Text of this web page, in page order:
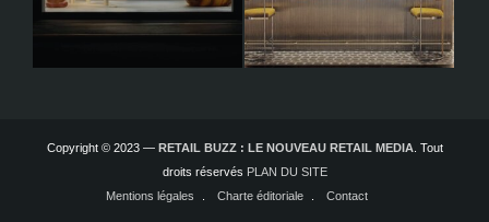
Copyright © 2023 — RETAIL BUZZ : LE NOUVEAU RETAIL MEDIA. Tout
droits réservés PLAN DU SITE
Mentions légales
Charte éditoriale Contact